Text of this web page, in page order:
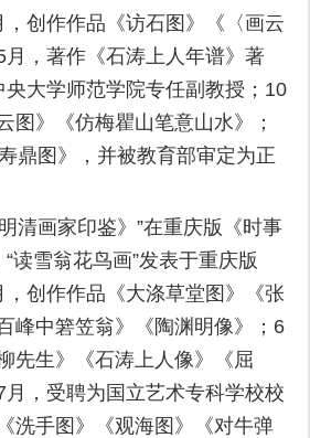
，创作作品《访石图》《〈画云
，著作《石涛上人年谱》著
央大学师范学院专任副教授；10
图》《仿梅瞿山笔意山水》；
鼎图》，并被教育部审定为正
清画家印鉴》”在重庆版《时事
读雪翁花鸟画”发表于重庆版
，创作作品《大涤草堂图》《张
峰中箬笠翁》《陶渊明像》；6
先生》《石涛上人像》《屈
月，受聘为国立艺术专科学校校
洗手图》《观海图》《对牛弹